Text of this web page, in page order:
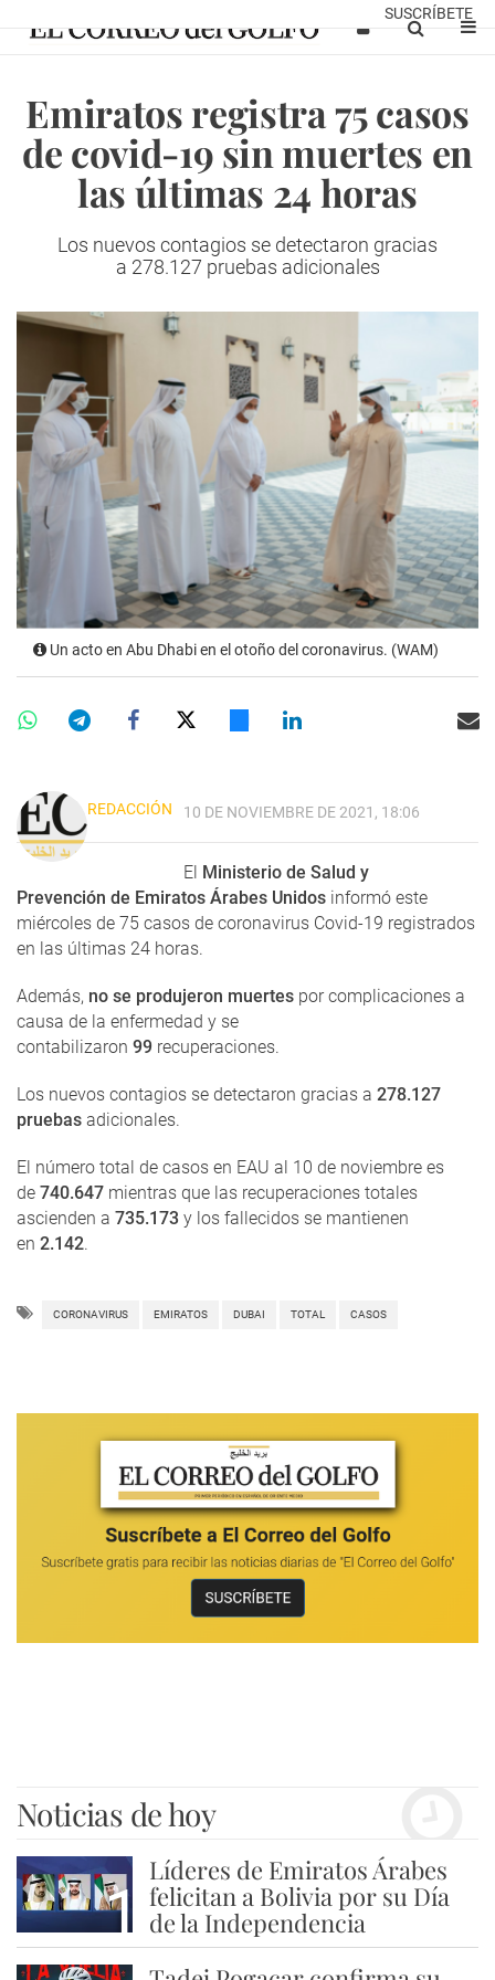
SUSCRÍBETE
Emiratos registra 75 casos
de covid-19 sin muertes en
las últimas 24 horas
Los nuevos contagios se detectaron gracias
a 278.127 pruebas adicionales
Un acto en Abu Dhabi en el otoño del coronavirus. (WAM)
REDACCIÓN 10 DE NOVIEMBRE DE 2021, 18:06
El Ministerio de Salud y
Prevención de Emiratos Árabes Unidos informó este
miércoles de 75 casos de coronavirus Covid-19 registrados
en las últimas 24 horas.
Además, no se produjeron muertes por complicaciones a
causa de la enfermedad y se
contabilizaron 99 recuperaciones.
Los nuevos contagios se detectaron gracias a 278.127
pruebas adicionales.
El número total de casos en EAU al 10 de noviembre es
de 740.647 mientras que las recuperaciones totales
ascienden a 735.173 y los fallecidos se mantienen
en 2.142.
CORONAVIRUS EMIRATOS DUBAI TOTAL CASOS
Noticias de hoy
1
Líderes de Emiratos Árabes
felicitan a Bolivia por su Día
de la Independencia